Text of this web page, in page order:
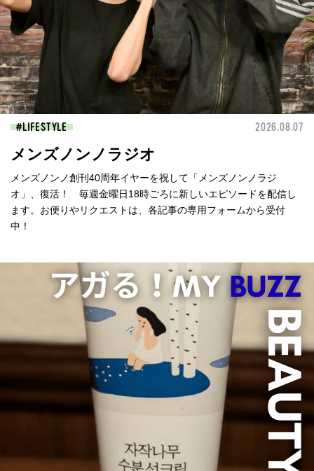
LIFESTYLE 2026.08.07
メンズノンノラジオ
メンズノンノ創刊40周年イヤーを祝して「メンズノンノラジ
オ」、復活！ 毎週金曜日18時ごろに新しいエピソードを配信し
ます。お便りやリクエストは、各記事の専用フォームから受付
中！